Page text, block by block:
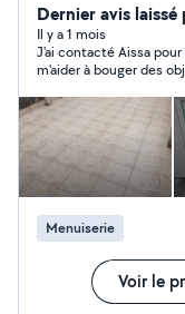
travaux de maçonnerie,
Dernier avis
Il y a 1 mois
J'ai contacté Aissa
m'aider à bouger des
beaucoup !
Menuiserie
Voir le